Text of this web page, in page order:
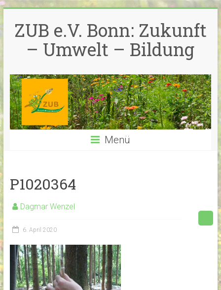
Inhalt
springen
ZUB e.V. Bonn: Zukunft
– Umwelt – Bildung
Menü
P1020364
Dagmar Wenzel
6. April 2020